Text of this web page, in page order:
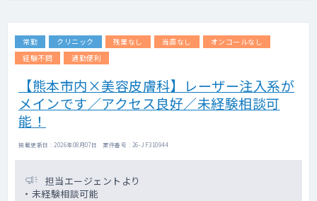
常勤 クリニック 残業なし 当直なし
オンコールなし
経験不問
通勤便利
【熊本市内×美容皮膚科】レーザー注入系が
メインです／アクセス良好／未経験相談可
能！
掲載更新日 : 2026年08月07日 案件番号 : 26-JF310944
担当エージェントより
・未経験相談可能